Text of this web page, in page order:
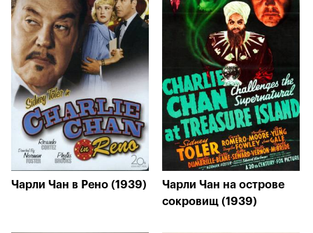
Чарли Чан в Рено (1939)
Чарли Чан на острове
сокровищ (1939)